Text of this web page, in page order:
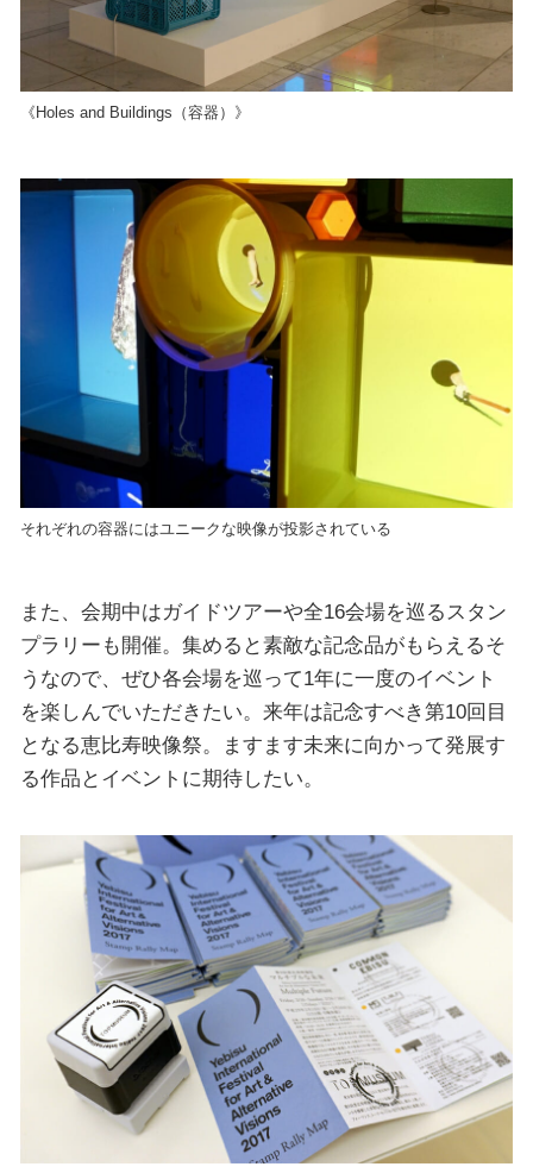
《Holes and Buildings（容器）》
それぞれの容器にはユニークな映像が投影されている
また、会期中はガイドツアーや全16会場を巡るスタン
プラリーも開催。集めると素敵な記念品がもらえるそ
うなので、ぜひ各会場を巡って1年に一度のイベント
を楽しんでいただきたい。来年は記念すべき第10回目
となる恵比寿映像祭。ますます未来に向かって発展す
る作品とイベントに期待したい。